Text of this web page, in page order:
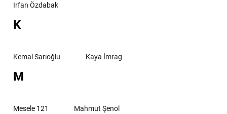
Irfan Özdabak
K
Kemal Sarıoğlu Kaya İmrag
M
Mesele 121
Mahmut Şenol